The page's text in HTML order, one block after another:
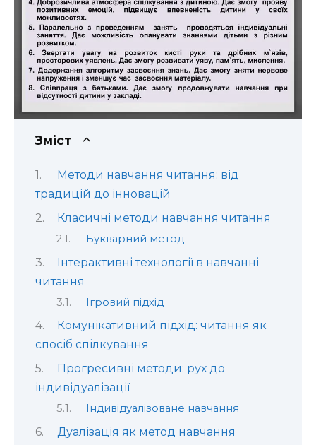
Зміст
Методи навчання читання: від
традицій до інновацій
Класичні методи навчання читання
Букварний метод
Інтерактивні технології в навчанні
читання
Ігровий підхід
Комунікативний підхід: читання як
спосіб спілкування
Прогресивні методи: рух до
індивідуалізації
Індивідуалізоване навчання
Дуалізація як метод навчання